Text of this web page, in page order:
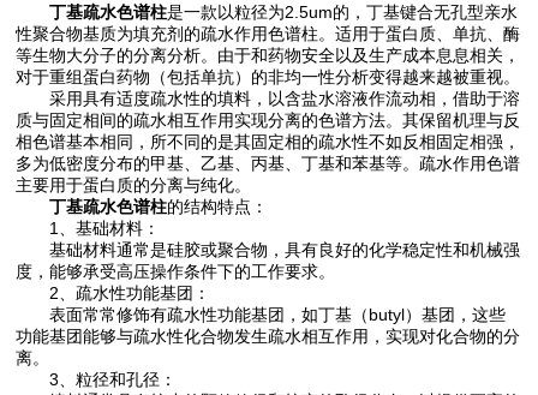
丁基疏水色谱柱是一款以粒径为2.5um的，丁基键合无孔型亲水
性聚合物基质为填充剂的疏水作用色谱柱。适用于蛋白质、单抗、酶
等生物大分子的分离分析。由于和药物安全以及生产成本息息相关，
对于重组蛋白药物（包括单抗）的非均一性分析变得越来越被重视。
采用具有适度疏水性的填料，以含盐水溶液作流动相，借助于溶
质与固定相间的疏水相互作用实现分离的色谱方法。其保留机理与反
相色谱基本相同，所不同的是其固定相的疏水性不如反相固定相强，
多为低密度分布的甲基、乙基、丙基、丁基和苯基等。疏水作用色谱
主要用于蛋白质的分离与纯化。
丁基疏水色谱柱的结构特点：
1、基础材料：
基础材料通常是硅胶或聚合物，具有良好的化学稳定性和机械强
度，能够承受高压操作条件下的工作要求。
2、疏水性功能基团：
表面常常修饰有疏水性功能基团，如丁基（butyl）基团，这些
功能基团能够与疏水性化合物发生疏水相互作用，实现对化合物的分
离。
3、粒径和孔径：